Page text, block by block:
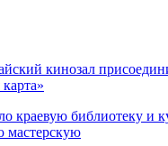
кинозал
краевую библиотеку и
мастерскую